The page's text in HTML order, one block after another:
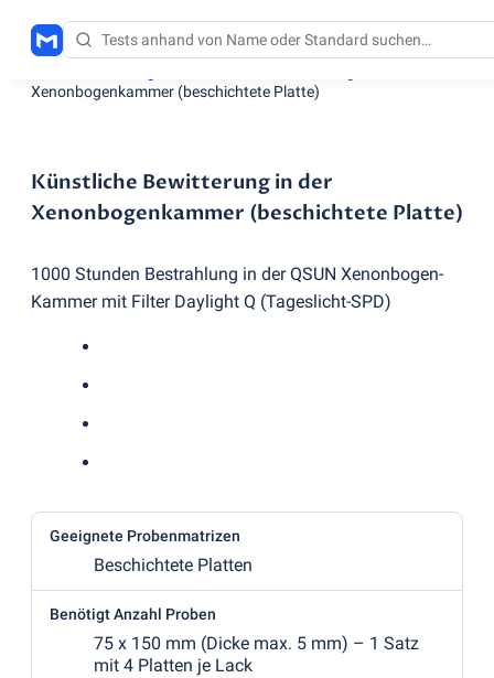
Xenonbogenkammer (beschichtete Platte)
Künstliche Bewitterung in der
Xenonbogenkammer (beschichtete Platte)
1000 Stunden Bestrahlung in der QSUN Xenonbogen-
Kammer mit Filter Daylight Q (Tageslicht-SPD)
Geeignete Probenmatrizen
Beschichtete Platten
Benötigt Anzahl Proben
75 x 150 mm (Dicke max. 5 mm) – 1 Satz
mit 4 Platten je Lack